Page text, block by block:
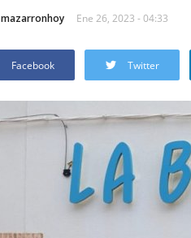
mazarronhoy Ene 26, 2023 - 04:33
Facebook Twitter